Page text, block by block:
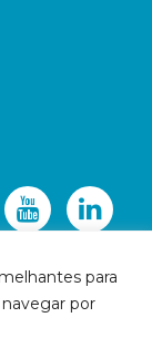
para
por
reservados